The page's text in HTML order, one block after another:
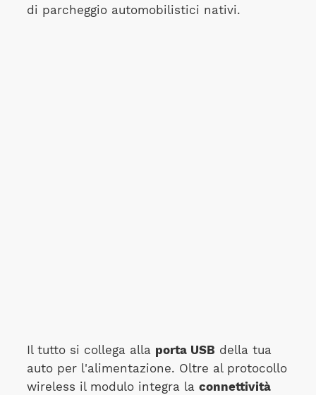
di parcheggio automobilistici nativi.
Il tutto si collega alla porta USB della tua
auto per l'alimentazione. Oltre al protocollo
wireless il modulo integra la connettività